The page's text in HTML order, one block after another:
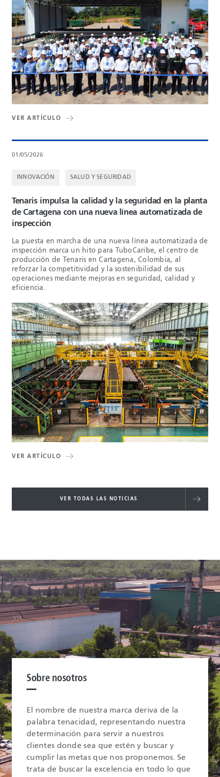
VER ARTÍCULO
01/05/2026
INNOVACIÓN SALUD Y SEGURIDAD
Tenaris impulsa la calidad y la seguridad en la planta
de Cartagena con una nueva línea automatizada de
inspección
La puesta en marcha de una nueva línea automatizada de
inspección marca un hito para TuboCaribe, el centro de
producción de Tenaris en Cartagena, Colombia, al
reforzar la competitividad y la sostenibilidad de sus
operaciones mediante mejoras en seguridad, calidad y
eficiencia.
VER ARTÍCULO
VER TODAS LAS NOTICIAS
Sobre nosotros
El nombre de nuestra marca deriva de la
palabra tenacidad, representando nuestra
determinación para servir a nuestros
clientes donde sea que estén y buscar y
cumplir las metas que nos proponemos. Se
trata de buscar la excelencia en todo lo que